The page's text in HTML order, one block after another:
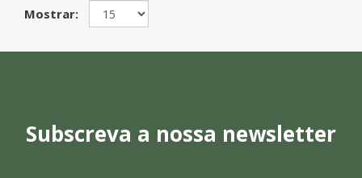
Mostrar:
Subscreva a nossa newsletter